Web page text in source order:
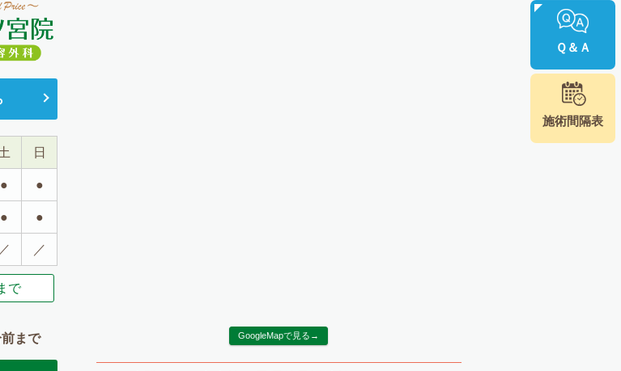
日
● ●
● ●
／ ／
で
まで GoogleMapで見る→
Ｑ＆Ａ
施術間隔表